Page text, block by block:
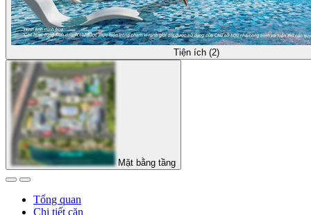
Tiện ích (2)
Mặt bằng tầng
Tổng quan
Chi tiết căn